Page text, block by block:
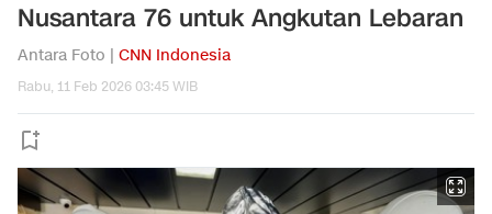
Nusantara 76 untuk Angkutan Lebaran
Antara Foto | CNN Indonesia
Rabu, 11 Feb 2026 03:45 WIB